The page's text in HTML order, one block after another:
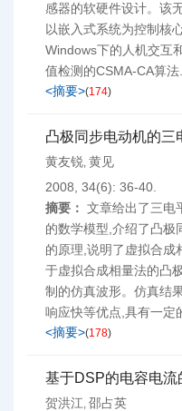
感器的软硬件设计。该
以嵌入式系统为控制核
Windows下的人机交互
值检测的CSMA-CA算法...
<摘要>(174)
凸极同步电动机的三
黄友锐, 黄见
2008, 34(6): 36-40.
摘要： 文章给出了三电
的数学模型,介绍了凸极
的原理,说明了虚拟合成
于虚拟合成相量法的凸
制的仿真波形。仿真结
响应快等优点,具有一定
<摘要>(178)
基于DSP的电容电流
贺洪江, 邵占英